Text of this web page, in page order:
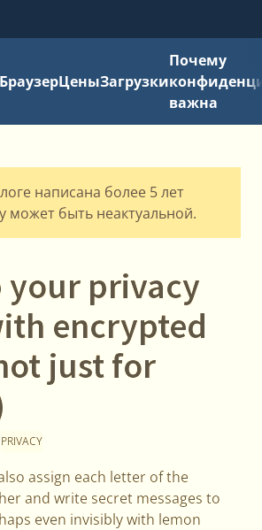
БраузерЦеныЗагрузки
Почему
важна
написана более 5 лет
может быть неактуальной.
your privacy
encrypted
just for
PRIVACY
assign each letter of the
and write secret messages to
even invisibly with lemon